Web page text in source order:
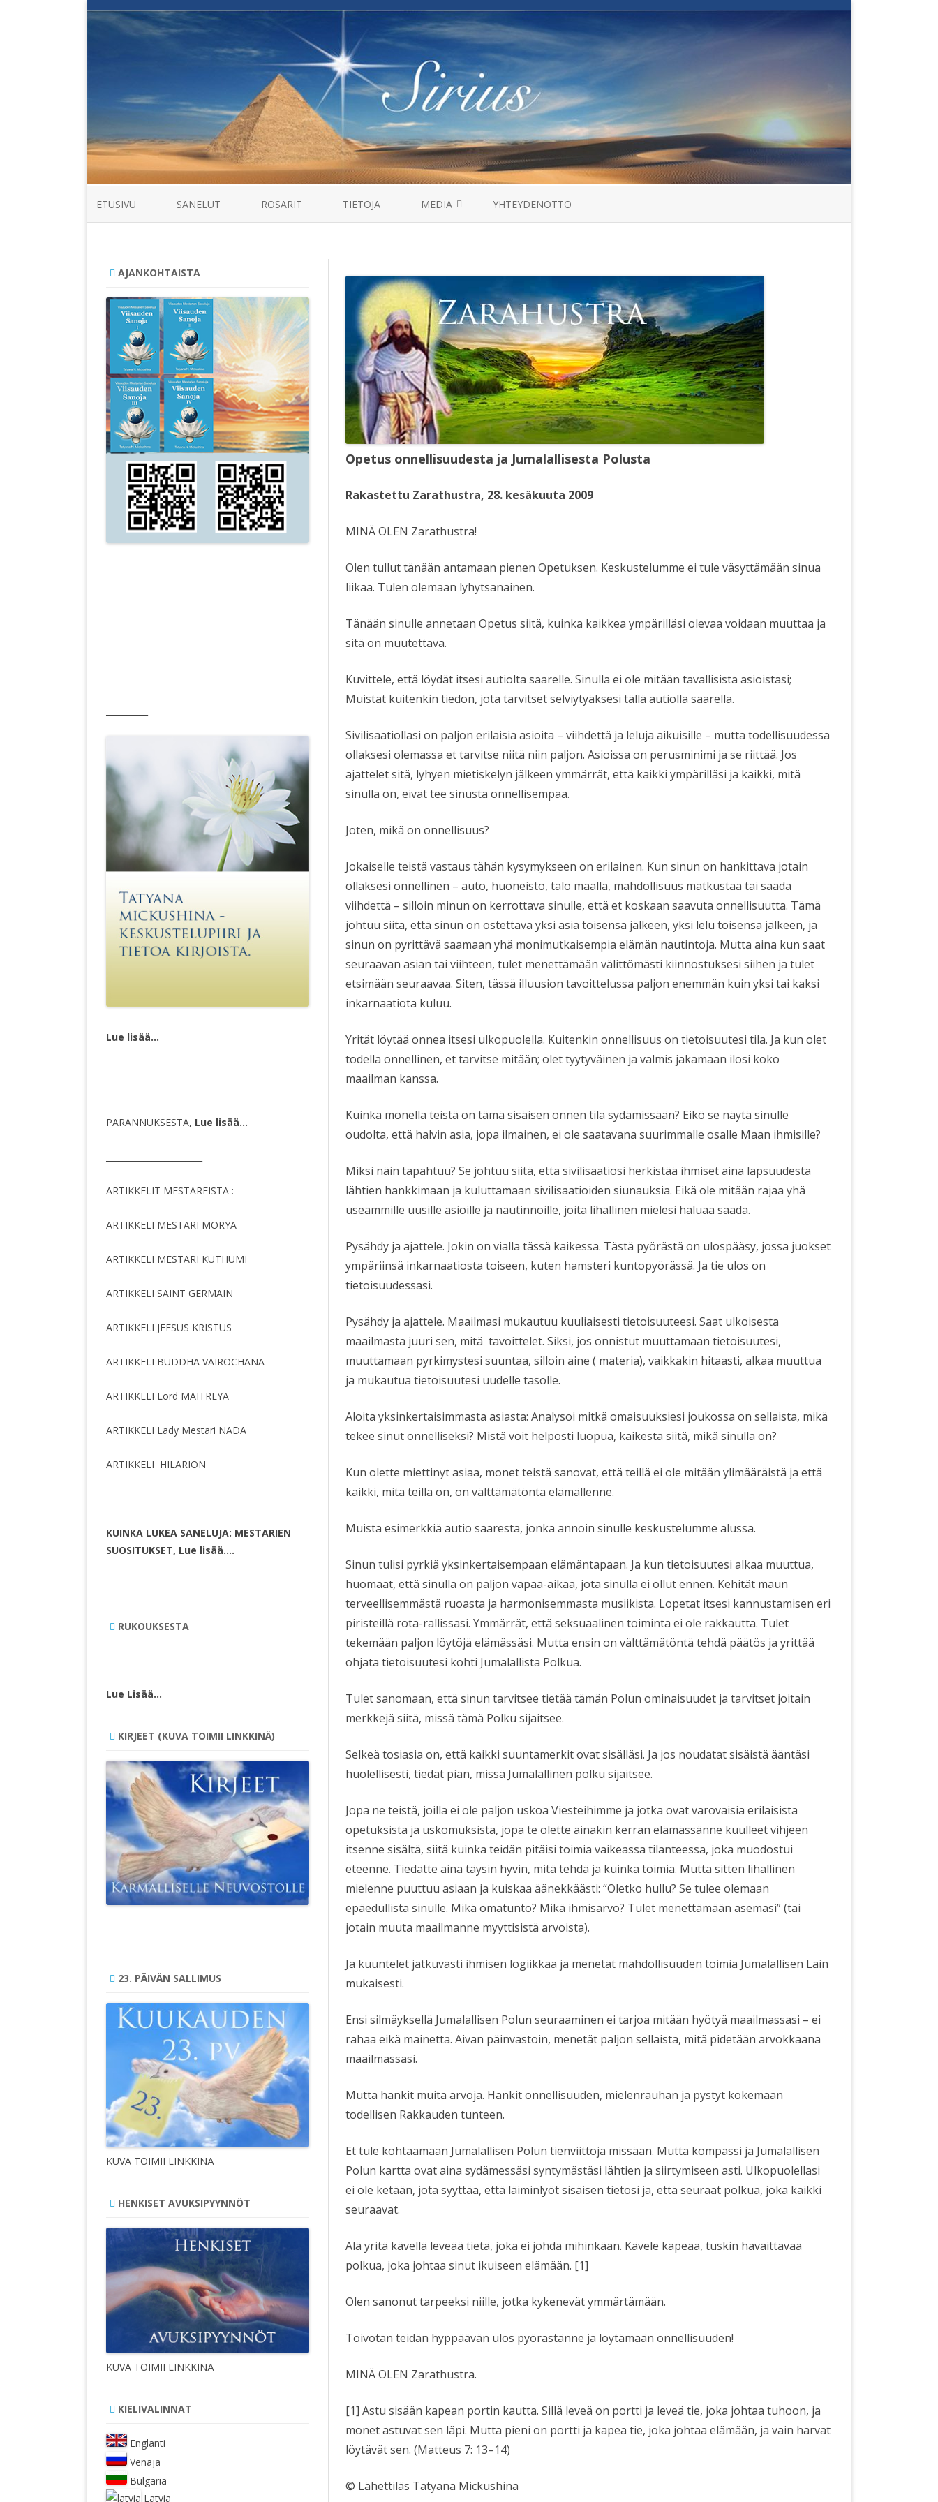
ETUSIVU SANELUT ROSARIT TIETOJA MEDIA
VIDEOT
KIRJAT
YHTEYDENOTTO
Opetus onnellisuudesta ja Jumalallisesta Polusta
Rakastettu Zarathustra, 28. kesäkuuta 2009
MINÄ OLEN Zarathustra!
Olen tullut tänään antamaan pienen Opetuksen. Keskustelumme ei tule väsyttämään sinua
liikaa. Tulen olemaan lyhytsanainen.
Tänään sinulle annetaan Opetus siitä, kuinka kaikkea ympärilläsi olevaa voidaan muuttaa ja
sitä on muutettava.
Kuvittele, että löydät itsesi autiolta saarelle. Sinulla ei ole mitään tavallisista asioistasi;
Muistat kuitenkin tiedon, jota tarvitset selviytyäksesi tällä autiolla saarella.
Sivilisaatiollasi on paljon erilaisia asioita – viihdettä ja leluja aikuisille – mutta todellisuudessa
ollaksesi olemassa et tarvitse niitä niin paljon. Asioissa on perusminimi ja se riittää. Jos
ajattelet sitä, lyhyen mietiskelyn jälkeen ymmärrät, että kaikki ympärilläsi ja kaikki, mitä
sinulla on, eivät tee sinusta onnellisempaa.
Joten, mikä on onnellisuus?
Jokaiselle teistä vastaus tähän kysymykseen on erilainen. Kun sinun on hankittava jotain
ollaksesi onnellinen – auto, huoneisto, talo maalla, mahdollisuus matkustaa tai saada
viihdettä – silloin minun on kerrottava sinulle, että et koskaan saavuta onnellisuutta. Tämä
johtuu siitä,että sinun on ostettava yksi asia toisensa jälkeen, yksi lelu toisensa jälkeen, ja
sinun on pyrittävä saamaan yhä monimutkaisempia elämän nautintoja. Mutta aina kun saat
seuraavan asian tai viihteen, tulet menettämään välittömästi kiinnostuksesi siihen ja tulet
etsimään seuraavaa. Siten, tässä illuusion tavoittelussa paljon enemmän kuin yksi tai kaksi
inkarnaatiota kuluu.
Yrität löytää onnea itsesi ulkopuolella. Kuitenkin onnellisuus on tietoisuutesi tila. Ja kun olet
todella onnellinen, et tarvitse mitään; olet tyytyväinen ja valmis jakamaan ilosi koko
maailman kanssa.
Kuinka monella teistä on tämä sisäisen onnen tila sydämissään? Eikö se näytä sinulle
oudolta, että halvin asia, jopa ilmainen, ei ole saatavana suurimmalle osalle Maan ihmisille?
Miksi näin tapahtuu? Se johtuu siitä, että sivilisaatiosi herkistää ihmiset aina lapsuudesta
lähtien hankkimaan ja kuluttamaan sivilisaatioiden siunauksia. Eikä ole mitään rajaa yhä
useammille uusille asioille ja nautinnoille, joita lihallinen mielesi haluaa saada.
Pysähdy ja ajattele. Jokin on vialla tässä kaikessa. Tästä pyörästä on ulospääsy, jossa juokset
ympäriinsä inkarnaatiosta toiseen, kuten hamsteri kuntopyörässä. Ja tie ulos on
tietoisuudessasi.
Pysähdy ja ajattele. Maailmasi mukautuu kuuliaisesti tietoisuuteesi. Saat ulkoisesta
maailmasta juuri sen, mitä tavoittelet. Siksi, jos onnistut muuttamaan tietoisuutesi,
muuttamaan pyrkimystesi suuntaa, silloin aine ( materia), vaikkakin hitaasti, alkaa muuttua
ja mukautua tietoisuutesi uudelle tasolle.
Aloita yksinkertaisimmasta asiasta: Analysoi mitkä omaisuuksiesi joukossa on sellaista, mikä
tekee sinut onnelliseksi? Mistä voit helposti luopua, kaikesta siitä, mikä sinulla on?
Kun olette miettinyt asiaa, monet teistä sanovat, että teillä ei ole mitään ylimääräistä ja että
kaikki, mitä teillä on, on välttämätöntä elämällenne.
Muista esimerkkiä autio saaresta, jonka annoin sinulle keskustelumme alussa.
Sinun tulisi pyrkiä yksinkertaisempaan elämäntapaan. Ja kun tietoisuutesi alkaa muuttua,
huomaat, että sinulla on paljon vapaa-aikaa, jota sinulla ei ollut ennen. Kehität maun
terveellisemmästä ruoasta ja harmonisemmasta musiikista. Lopetat itsesi kannustamisen eri
piristeillä rota-rallissasi. Ymmärrät, että seksuaalinen toiminta ei ole rakkautta. Tulet
tekemään paljon löytöjä elämässäsi. Mutta ensin on välttämätöntä tehdä päätös ja yrittää
ohjata tietoisuutesi kohti Jumalallista Polkua.
Tulet sanomaan, että sinun tarvitsee tietää tämän Polun ominaisuudet ja tarvitset joitain
merkkejä siitä, missä tämä Polku sijaitsee.
Selkeä tosiasia on, että kaikki suuntamerkit ovat sisälläsi. Ja jos noudatat sisäistä ääntäsi
huolellisesti, tiedät pian, missä Jumalallinen polku sijaitsee.
Jopa ne teistä, joilla ei ole paljon uskoa Viesteihimme ja jotka ovat varovaisia erilaisista
opetuksista ja uskomuksista, jopa te olette ainakin kerran elämässänne kuulleet vihjeen
itsenne sisältä, siitä kuinka teidän pitäisi toimia vaikeassa tilanteessa, joka muodostui
eteenne. Tiedätte aina täysin hyvin, mitä tehdä ja kuinka toimia. Mutta sitten lihallinen
mielenne puuttuu asiaan ja kuiskaa äänekkäästi: “Oletko hullu? Se tulee olemaan
epäedullista sinulle. Mikä omatunto? Mikä ihmisarvo? Tulet menettämään asemasi” (tai
jotain muuta maailmanne myyttisistä arvoista).
Ja kuuntelet jatkuvasti ihmisen logiikkaa ja menetät mahdollisuuden toimia Jumalallisen Lain
mukaisesti.
Ensi silmäyksellä Jumalallisen Polun seuraaminen ei tarjoa mitään hyötyä maailmassasi – ei
rahaa eikä mainetta. Aivan päinvastoin, menetät paljon sellaista, mitä pidetään arvokkaana
maailmassasi.
Mutta hankit muita arvoja. Hankit onnellisuuden, mielenrauhan ja pystyt kokemaan
todellisen Rakkauden tunteen.
Et tule kohtaamaan Jumalallisen Polun tienviittoja missään. Mutta kompassi ja Jumalallisen
Polun kartta ovat aina sydämessäsi syntymästäsi lähtien ja siirtymiseen asti. Ulkopuolellasi
ei ole ketään, jota syyttää, että läiminlyöt sisäisen tietosi ja, että seuraat polkua, joka kaikki
seuraavat.
Älä yritä kävellä leveää tietä, joka ei johda mihinkään. Kävele kapeaa, tuskin havaittavaa
polkua, joka johtaa sinut ikuiseen elämään. [1]
Olen sanonut tarpeeksi niille, jotka kykenevät ymmärtämään.
Toivotan teidän hyppäävän ulos pyörästänne ja löytämään onnellisuuden!
MINÄ OLEN Zarathustra.
[1] Astu sisään kapean portin kautta. Sillä leveä on portti ja leveä tie, joka johtaa tuhoon, ja
monet astuvat sen läpi. Mutta pieni on portti ja kapea tie, joka johtaa elämään, ja vain harvat
löytävät sen. (Matteus 7: 13–14)
© Lähettiläs Tatyana Mickushina
AJANKOHTAISTA
Lue lisää…
PARANNUKSESTA, Lue lisää…
ARTIKKELIT MESTAREISTA :
ARTIKKELI MESTARI MORYA
ARTIKKELI MESTARI KUTHUMI
ARTIKKELI SAINT GERMAIN
ARTIKKELI JEESUS KRISTUS
ARTIKKELI BUDDHA VAIROCHANA
ARTIKKELI Lord MAITREYA
ARTIKKELI Lady Mestari NADA
ARTIKKELI HILARION
KUINKA LUKEA SANELUJA: MESTARIEN
SUOSITUKSET, Lue lisää….
RUKOUKSESTA
Lue Lisää…
KIRJEET (KUVA TOIMII LINKKINÄ)
23. PÄIVÄN SALLIMUS
KUVA TOIMII LINKKINÄ
HENKISET AVUKSIPYYNNÖT
KUVA TOIMII LINKKINÄ
KIELIVALINNAT
Englanti
Venäjä
Bulgaria
Latvia